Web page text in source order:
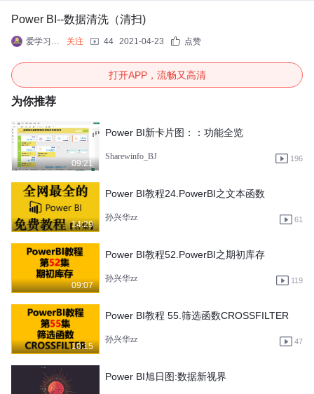
Power BI--数据清洗（清扫)
爱学习_程序员 关注 44 2021-04-23 点赞
打开APP，流畅又高清
为你推荐
09:21
Power BI新卡片图：：功能全览
Sharewinfo_BJ 196
14:29
Power BI教程24.PowerBI之文本函数
孙兴华zz 61
09:07
Power BI教程52.PowerBI之期初库存
孙兴华zz 119
10:15
Power BI教程 55.筛选函数CROSSFILTER
孙兴华zz 47
Power BI旭日图:数据新视界